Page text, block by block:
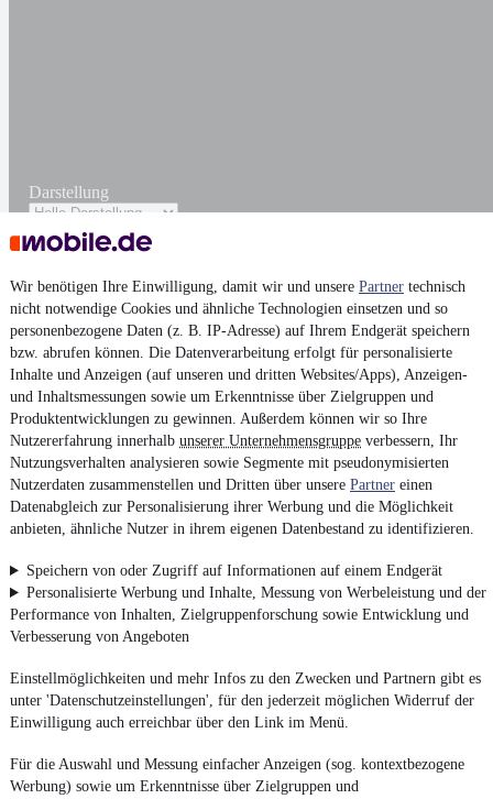
Wir benötigen Ihre Einwilligung, damit wir und unsere Partner technisch
nicht notwendige Cookies und ähnliche Technologien einsetzen und so
personenbezogene Daten (z. B. IP-Adresse) auf Ihrem Endgerät speichern
bzw. abrufen können. Die Datenverarbeitung erfolgt für personalisierte
Inhalte und Anzeigen (auf unseren und dritten Websites/Apps), Anzeigen-
und Inhaltsmessungen sowie um Erkenntnisse über Zielgruppen und
Produktentwicklungen zu gewinnen. Außerdem können wir so Ihre
Nutzererfahrung innerhalb unserer Unternehmensgruppe verbessern, Ihr
Nutzungsverhalten analysieren sowie Segmente mit pseudonymisierten
Nutzerdaten zusammenstellen und Dritten über unsere Partner einen
Datenabgleich zur Personalisierung ihrer Werbung und die Möglichkeit
anbieten, ähnliche Nutzer in ihrem eigenen Datenbestand zu identifizieren.
Speichern von oder Zugriff auf Informationen auf einem Endgerät
Personalisierte Werbung und Inhalte, Messung von Werbeleistung und der
Performance von Inhalten, Zielgruppenforschung sowie Entwicklung und
Verbesserung von Angeboten
Einstellmöglichkeiten und mehr Infos zu den Zwecken und Partnern gibt es
unter 'Datenschutzeinstellungen', für den jederzeit möglichen Widerruf der
Einwilligung auch erreichbar über den Link im Menü.
Für die Auswahl und Messung einfacher Anzeigen (sog. kontextbezogene
Werbung) sowie um Erkenntnisse über Zielgruppen und
Darstellung